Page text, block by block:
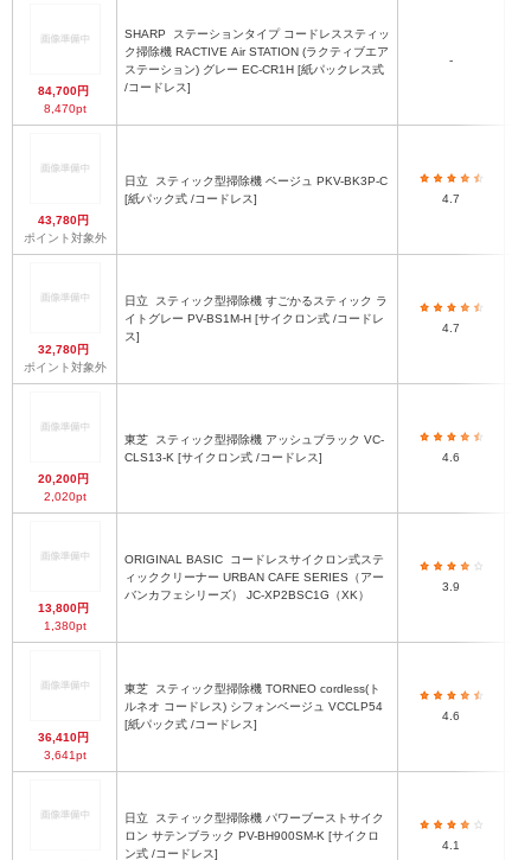
84,700円
8,470pt
SHARP
ク掃除機 RACTIVE Air STATION (ラクティブエア
ステーション) グレー EC-CR1H [紙パックレス式
/コードレス]
-
43,780円
ポイント対象外
日立
[紙パック式 /コードレス]
4.7
32,780円
ポイント対象外
日立
イトグレー PV-BS1M-H [サイクロン式 /コードレ
ス]
4.7
20,200円
2,020pt
東芝
CLS13-K [サイクロン式 /コードレス]
4.6
13,800円
1,380pt
ORIGINAL BASIC
ィッククリーナー URBAN CAFE SERIES（アー
バンカフェシリーズ） JC-XP2BSC1G（XK）
3.9
36,410円
3,641pt
東芝
ルネオ コードレス) シフォンベージュ VCCLP54
[紙パック式 /コードレス]
4.6
日立
ロン サテンブラック PV-BH900SM-K [サイクロ
ン式 /コードレス]
4.1